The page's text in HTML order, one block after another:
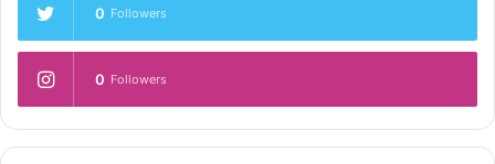
0 Followers
0 Followers